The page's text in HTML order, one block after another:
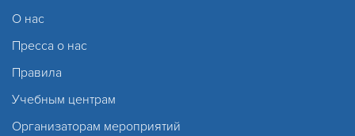
О нас
Пресса о нас
Правила
Учебным центрам
Организаторам мероприятий